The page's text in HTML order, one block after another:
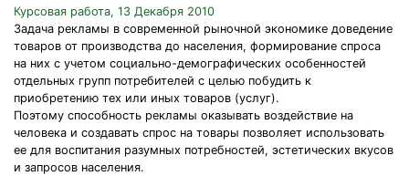
Курсовая работа, 13 Декабря 2010
Задача рекламы в современной рыночной экономике доведение
товаров от производства до населения, формирование спроса
на них с учетом социально-демографических особенностей
отдельных групп потребителей с целью побудить к
приобретению тех или иных товаров (услуг).
Поэтому способность рекламы оказывать воздействие на
человека и создавать спрос на товары позволяет использовать
ее для воспитания разумных потребностей, эстетических вкусов
и запросов населения.